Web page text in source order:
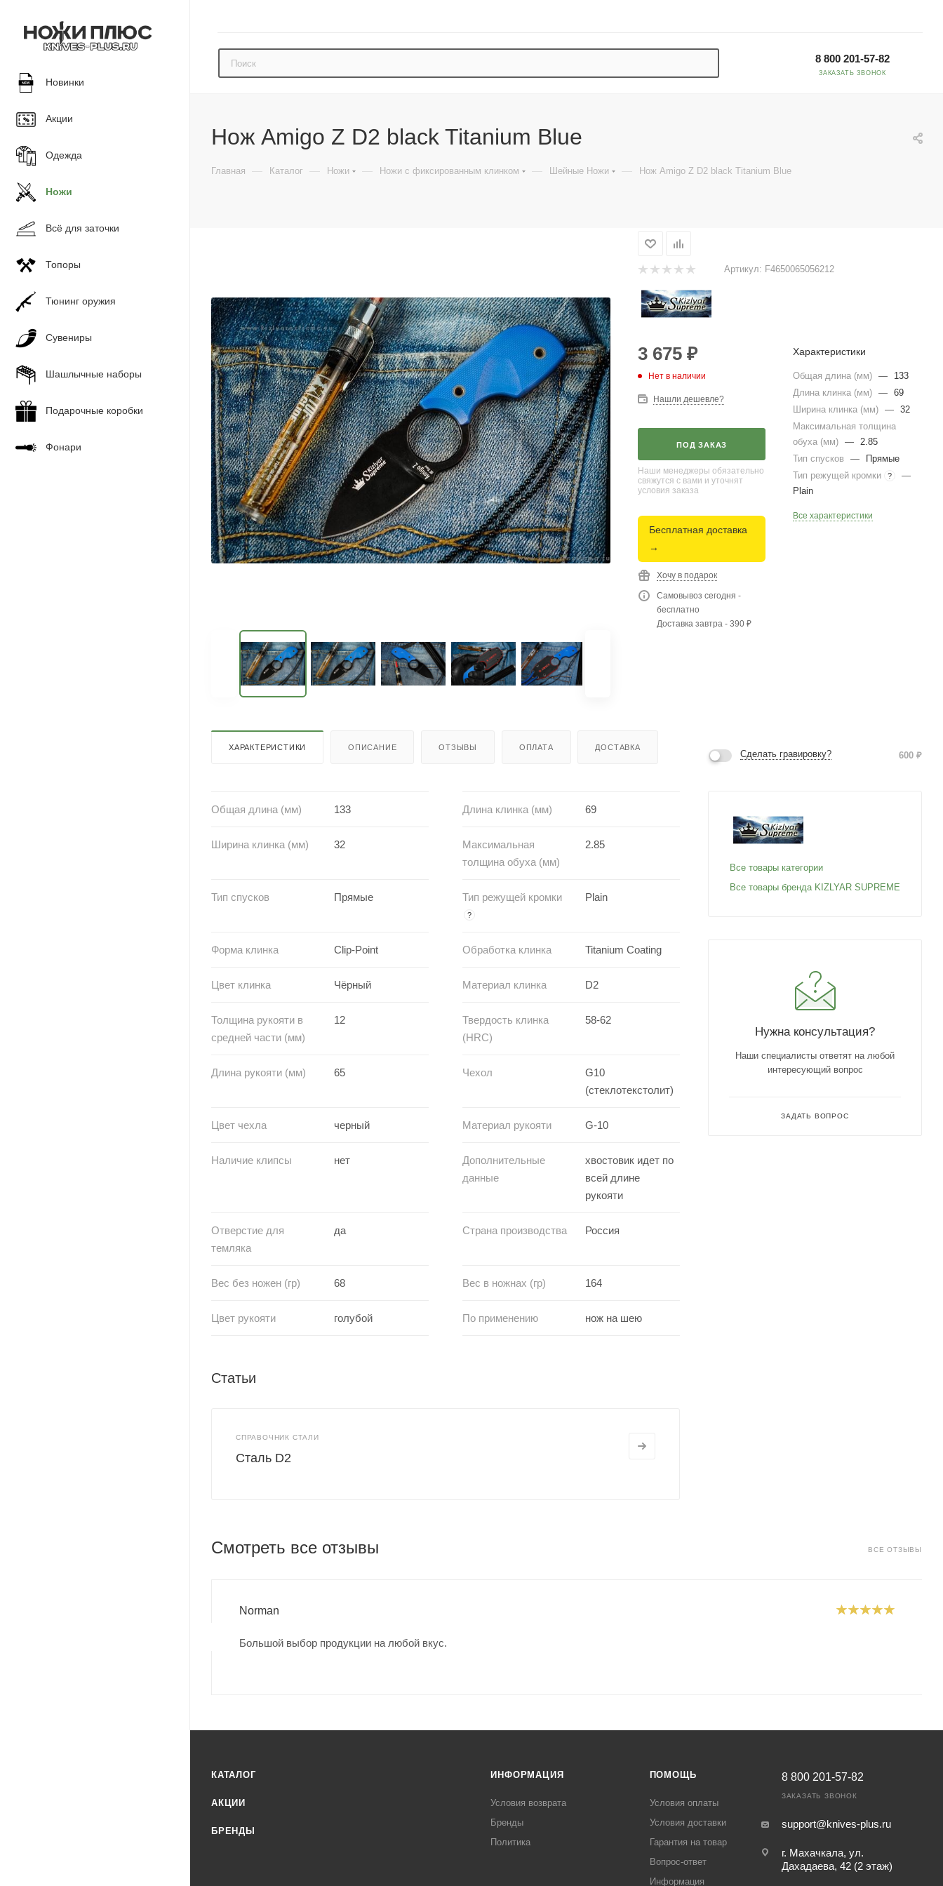
8 800 201-57-82
ЗАКАЗАТЬ ЗВОНОК
Новинки
Акции
Одежда
Ножи
Всё для заточки
Топоры
Тюнинг оружия
Сувениры
Шашлычные наборы
Подарочные коробки
Фонари
Нож Amigo Z D2 black Titanium Blue
Главная — Каталог — Ножи — Ножи с фиксированным клинком — Шейные Ножи — Нож Amigo Z D2 black Titanium Blue
Артикул: F4650065056212
3 675₽
Нет в наличии
Нашли дешевле?
ПОД ЗАКАЗ
Наши менеджеры обязательно
свяжутся с вами и уточнят
условия заказа
Бесплатная доставка
→
Хочу в подарок
Самовывоз сегодня -
бесплатно
Доставка завтра - 390 ₽
Характеристики
Общая длина (мм) —
133
Длина клинка (мм)
—
69
Ширина клинка (мм)
—
32
Максимальная толщина
обуха (мм)
—
2.85
Тип спусков
—
Прямые
Тип режущей кромки
?
—
Plain
Все характеристики
ХАРАКТЕРИСТИКИ ОПИСАНИЕ ОТЗЫВЫ ОПЛАТА ДОСТАВКА
Общая длина (мм) 133 Длина клинка (мм) 69
Ширина клинка (мм) 32
Максимальная
толщина обуха (мм)
2.85
Тип спусков Прямые Тип режущей кромки
?
Plain
Форма клинка Clip-Point Обработка клинка Titanium Coating
Цвет клинка Чёрный Материал клинка D2
Толщина рукояти в
средней части (мм)
12
Твердость клинка
(HRC)
58-62
Длина рукояти (мм) 65 Чехол
G10
(стеклотекстолит)
Цвет чехла черный Материал рукояти G-10
Наличие клипсы нет
Дополнительные
данные
хвостовик идет по
всей длине
рукояти
Отверстие для
темляка
да Страна производства Россия
Вес без ножен (гр) 68 Вес в ножнах (гр) 164
Цвет рукояти голубой По применению нож на шею
Статьи
СПРАВОЧНИК СТАЛИ
Сталь D2
Сделать гравировку? 600 ₽
Все товары категории
Все товары бренда KIZLYAR SUPREME
Нужна консультация?
Наши специалисты ответят на любой
интересующий вопрос
ЗАДАТЬ ВОПРОС
Смотреть все отзывы ВСЕ ОТЗЫВЫ
Norman
Большой выбор продукции на любой вкус.
КАТАЛОГ
АКЦИИ
БРЕНДЫ
ИНФОРМАЦИЯ
Условия возврата
Бренды
Политика
ПОМОЩЬ
Условия оплаты
Условия доставки
Гарантия на товар
Вопрос-ответ
Информация
8 800 201-57-82
ЗАКАЗАТЬ ЗВОНОК
support@knives-plus.ru
г. Махачкала, ул.
Дахадаева, 42 (2 этаж)